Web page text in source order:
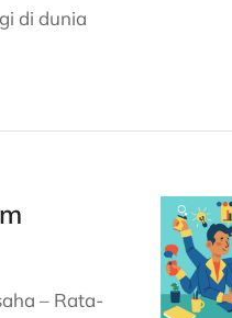
di dunia
– Rata-